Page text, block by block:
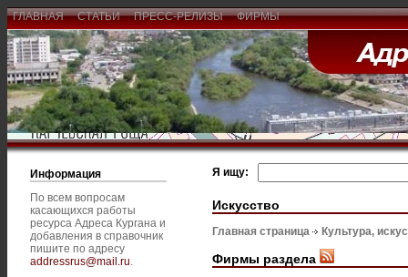
ГЛАВНАЯ СТАТЬИ ПРЕСС-РЕЛИЗЫ ФИРМЫ
Информация
По всем вопросам
касающихся работы
ресурса Адреса Кургана и
добавления в справочник
пишите по адресу
addressrus@mail.ru.
Я ищу:
Искусство
Главная страница Культура,
Фирмы раздела